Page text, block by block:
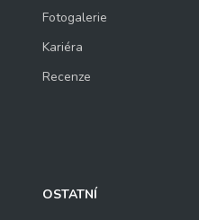
Fotogalerie
Kariéra
Recenze
OSTATNÍ